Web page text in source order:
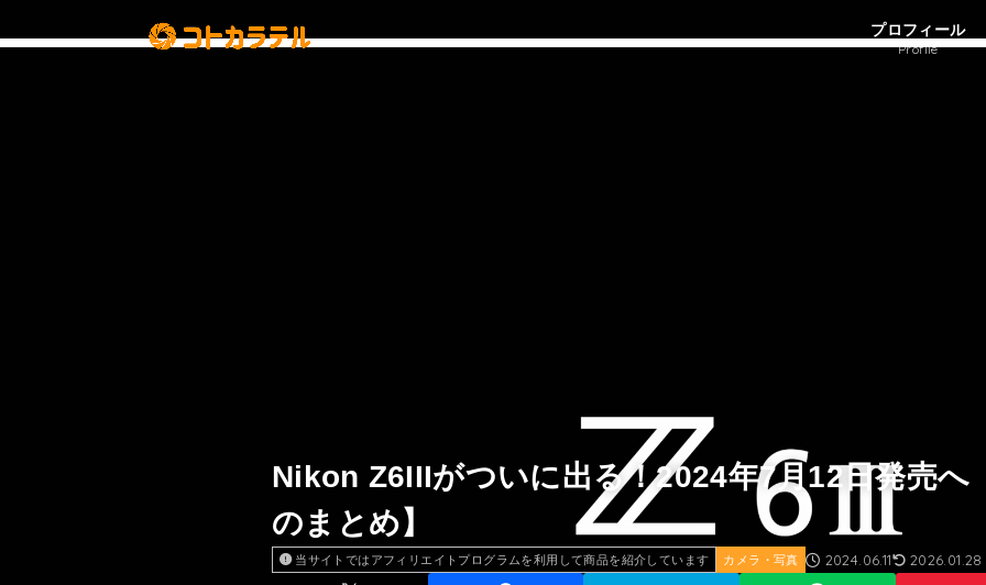
プロフィール
Profile
Nikon Z6IIIがついに出る！2024年7月12日発売へ
のまとめ】
当サイトではアフィリエイトプログラムを利用して商品を紹介しています カメラ・写真 2024.06.11 2026.01.28